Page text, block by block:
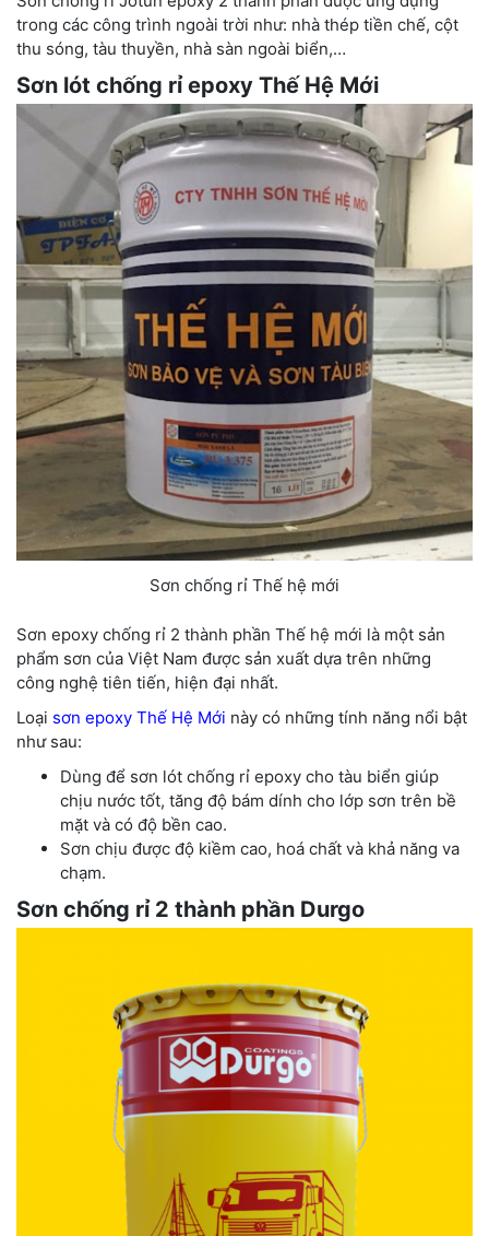
trong các công trình ngoài trời như: nhà thép tiền chế, cột
thu sóng, tàu thuyền, nhà sàn ngoài biển,…
Sơn lót chống rỉ epoxy Thế Hệ Mới
Sơn chống rỉ Thế hệ mới
Sơn epoxy chống rỉ 2 thành phần Thế hệ mới là một sản
phẩm sơn của Việt Nam được sản xuất dựa trên những
công nghệ tiên tiến, hiện đại nhất.
Loại sơn epoxy Thế Hệ Mới này có những tính năng nổi bật
như sau:
Dùng để sơn lót chống rỉ epoxy cho tàu biển giúp
chịu nước tốt, tăng độ bám dính cho lớp sơn trên bề
mặt và có độ bền cao.
Sơn chịu được độ kiềm cao, hoá chất và khả năng va
chạm.
Sơn chống rỉ 2 thành phần Durgo